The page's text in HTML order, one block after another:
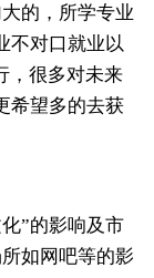
的，所学专业
不对口就业以
，很多对未来
希望多的去获
”的影响及市
如网吧等的影